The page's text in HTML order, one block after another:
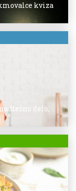
kviza
delo,